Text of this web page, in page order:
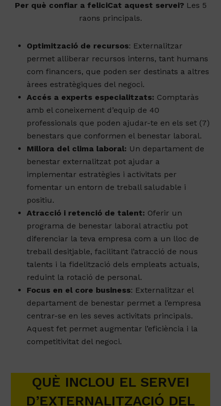
Per què confiar a feliciCat aquest servei? Les 5
raons principals.
Optimització de recursos: Externalitzar
permet alliberar recursos interns, tant humans
com financers, que poden ser destinats a altres
àrees estratègiques del negoci.
Accés a experts especialitzats: Comptaràs
amb el coneixement d’equip de 40
professionals que poden ajudar-te en els set (7)
benestars que conformen el benestar laboral.
Millora del clima laboral: Un departament de
benestar externalitzat pot ajudar a
implementar estratègies i activitats per
fomentar un entorn de treball saludable i
positiu.
Atracció i retenció de talent: Oferir un
programa de benestar laboral atractiu pot
diferenciar la teva empresa com a un lloc de
treball desitjable, facilitant l’atracció de nous
talents i la fidelització dels empleats actuals,
reduint la rotació de personal.
Focus en el core business: Externalitzar el
departament de benestar permet a l’empresa
centrar-se en les seves activitats principals.
Aquest fet permet augmentar l’eficiència i la
competitivitat del negoci.
QUÈ INCLOU EL SERVEI
D’EXTERNALITZACIÓ DEL